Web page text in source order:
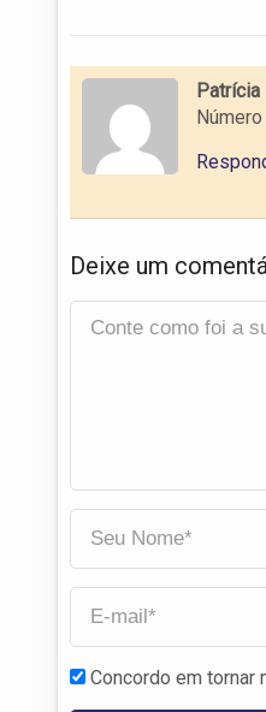
Patrícia
Deixe um
Concordo em tornar